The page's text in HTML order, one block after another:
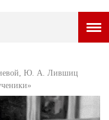
НЕДЕЛИ
Ю. А. Лившиц